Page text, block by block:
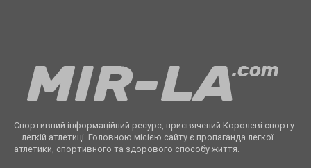
Спортивний інформаційний ресурс, присвячений Королеві спорту
– легкій атлетиці. Головною місією сайту є пропаганда легкої
атлетики, спортивного та здорового способу життя.